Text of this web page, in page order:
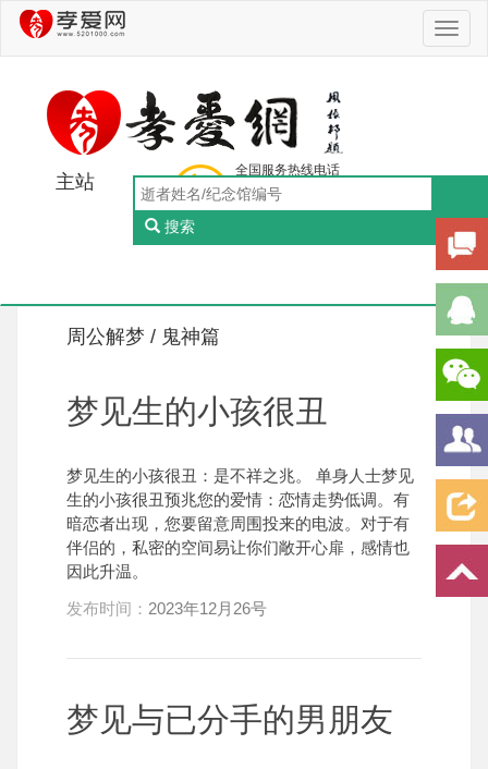
主站
搜索
全国服务热线电话
0756-5505888
工作日：9:00-18:00（周一至周五）
周公解梦 / 鬼神篇
梦见生的小孩很丑
梦见生的小孩很丑：是不祥之兆。 单身人士梦见
生的小孩很丑预兆您的爱情：恋情走势低调。有
暗恋者出现，您要留意周围投来的电波。对于有
伴侣的，私密的空间易让你们敞开心扉，感情也
因此升温。
发布时间： 2023年12月26号
梦见与已分手的男朋友